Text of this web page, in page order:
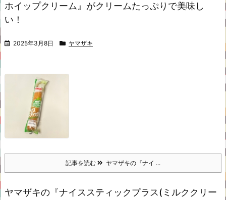
ホイップクリーム』がクリームたっぷりで美味し
い！
2025年3月8日 ヤマザキ
記事を読む ヤマザキの『ナイ ...
ヤマザキの『ナイススティックプラス(ミルククリー